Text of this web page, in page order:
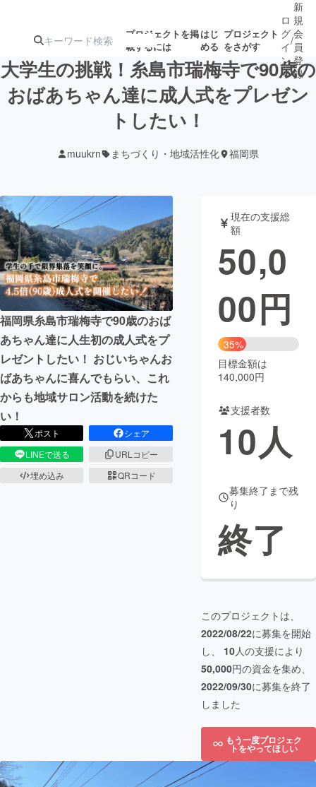
プロジェクトを掲
載するには
はじ
める
プロジェクト
をさがす
注目の新着プロ募集終了が近いプ
テクノロジー・ガジェット
映像・映画 書籍・雑誌
ビジネス・起業 チャレンジ
まちづくり・地域活性化
CAMPFIRE for Social Good
CAMPFIRE Creation
CAMPFIREふるさと納税
コミュニティ
ロ
グ
イ
ン
/
新
規
会
員
登
録
大学生の挑戦！糸島市瑞梅寺で90歳の
おばあちゃん達に成人式をプレゼン
トしたい！
muukrn まちづくり・地域活性化 福岡県
福岡県糸島市瑞梅寺で90歳のおば
あちゃん達に人生初の成人式をプ
レゼントしたい！ おじいちゃんお
ばあちゃんに喜んでもらい、これ
からも地域サロン活動を続けた
い！
ポスト
シェア
LINEで送る
URLコピー
埋め込み
QRコード
現在の支援総
額
50,0
00円
35%
目標金額は
140,000円
支援者数
10人
募集終了まで残
り
終了
このプロジェクトは、
2022/08/22に募集を開始
し、 10人の支援により
50,000円の資金を集め、
2022/09/30に募集を終了
しました
もう一度プロジェク
トをやってほしい